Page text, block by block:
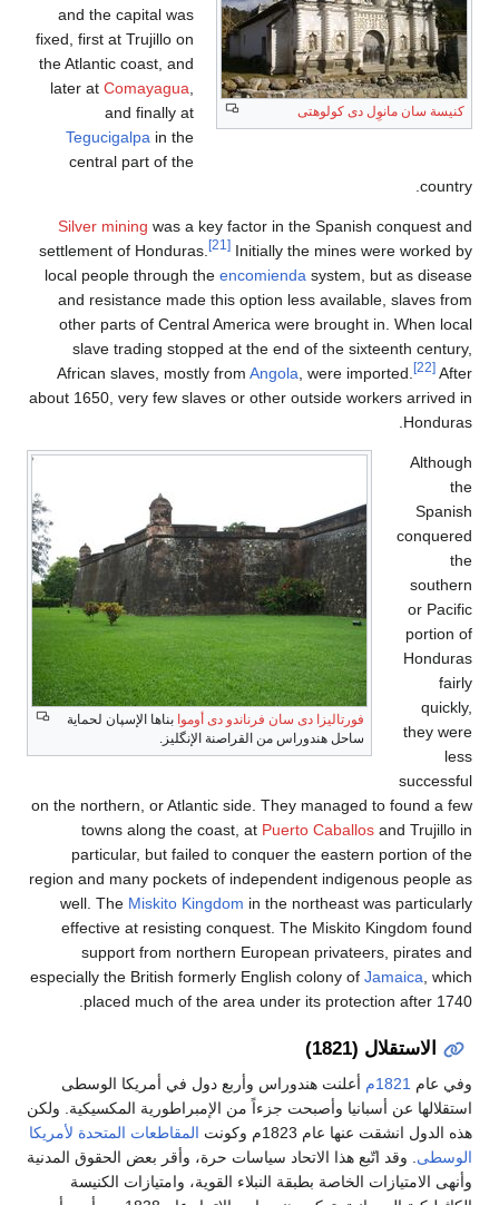
مانوِل دى كولوهتى
and the capital was
fixed, first at Trujillo on
the Atlantic coast, and
later atComayagua,
and finally at
Tegucigalpa
central part of the
Silver miningwas a key factor in the Spanish
settlement of Honduras.
Initially the mines were
local people through theencomiendasystem, but as
and resistance made this option less available,
other parts of Central America were brought in.
slave trading stopped at the end of the sixteenth
African slaves, mostly fromAngola, were imported.
about 1650, very few slaves or other outside workers
فورتاليزا دى سان فرناندو دى أوموابناها الإسپان لحماية
ساحل هندوراس من القراصنة الإنگليز.
on the northern, or Atlantic side. They managed to
towns along the coast, atPuerto Caballosand
particular, but failed to conquer the eastern
region and many pockets of independent indigenous
well. TheMiskito Kingdomin the northeast was
effective at resisting conquest. The Miskito
support from northern European privateers,
especially the British formerly English colony ofJamaica
placed much of the area under its protection
(1821)
1821م
أعلنت هندوراس وأربع دول في أمريكا الوسطى
عن أسبانيا وأصبحت جزءاً من الإمبراطورية المكسيكية. ولكن
عنها عام 1823م وكونت
المقاطعات المتحدة لأمريكا
. وقد اتّبع هذا الاتحاد سياسات حرة، وأقر بعض الحقوق المدنية
الخاصة بطبقة النبلاء القوية، وامتيازات الكنيسة